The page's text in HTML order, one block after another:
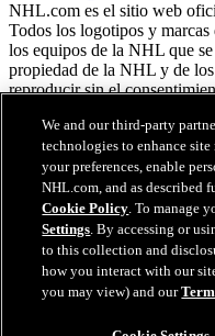
NHL.com es el sitio web
Todos los logotipos y
los equipos de la NHL que
propiedad de la NHL y de
reproducir sin el
las camisetas de los equipos
nombres y números de los
NHL y la NHLPA. La
configuración de la máquina
marcas comerciales
Frank J. Zamboni & Co.,
Cualquier otra marca
propiedad de sus
derechos.
We and our third-party
technologies to enhance
your preferences, enable
NHL.com, and as described
Cookie Policy. To manage
Settings. By accessing or
to this collection and
how you interact with our
you may view) and our